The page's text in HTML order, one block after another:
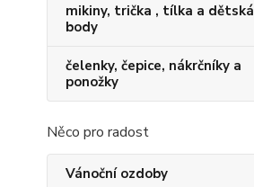
mikiny, trička , tílka a dětská
body
čelenky, čepice, nákrčníky a
ponožky
Něco pro radost
Vánoční ozdoby